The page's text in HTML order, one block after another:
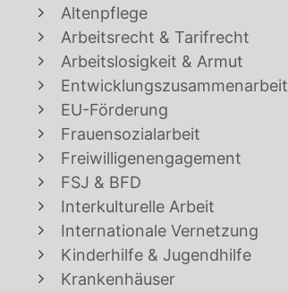
Altenpflege
Arbeitsrecht & Tarifrecht
Arbeitslosigkeit & Armut
Entwicklungszusammenarbeit
EU-Förderung
Frauensozialarbeit
Freiwilligenengagement
FSJ & BFD
Interkulturelle Arbeit
Internationale Vernetzung
Kinderhilfe & Jugendhilfe
Krankenhäuser